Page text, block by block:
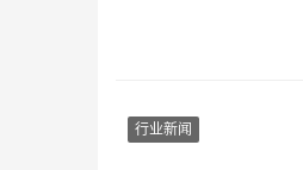
行业新闻